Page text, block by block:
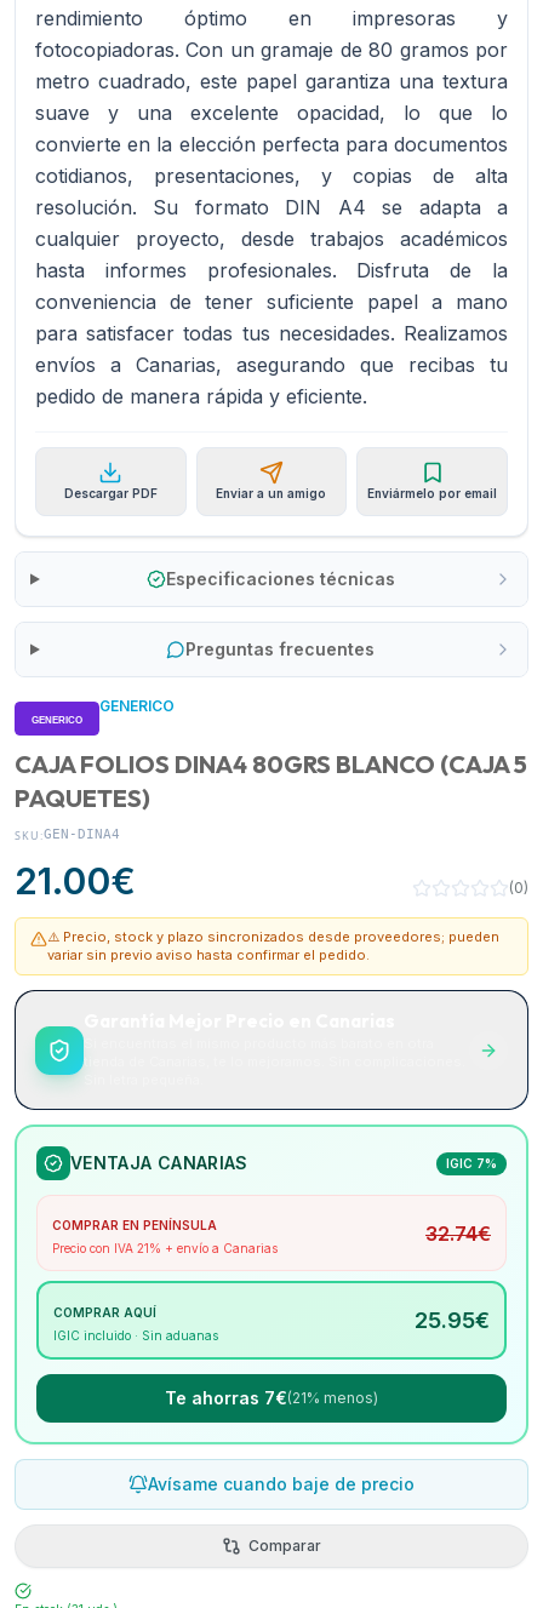
rendimiento óptimo en impresoras y
fotocopiadoras. Con un gramaje de 80 gramos por
metro cuadrado, este papel garantiza una textura
suave y una excelente opacidad, lo que lo
convierte en la elección perfecta para documentos
cotidianos, presentaciones, y copias de alta
resolución. Su formato DIN A4 se adapta a
cualquier proyecto, desde trabajos académicos
hasta informes profesionales. Disfruta de la
conveniencia de tener suficiente papel a mano
para satisfacer todas tus necesidades. Realizamos
envíos a Canarias, asegurando que recibas tu
pedido de manera rápida y eficiente.
Descargar PDF Enviar a un amigo Enviármelo por email
Especificaciones técnicas
Preguntas frecuentes
GENERICO
CAJA FOLIOS DINA4 80GRS BLANCO (CAJA 5
PAQUETES)
SKU:GEN-DINA4
21.00€ (0)
⚠️ Precio, stock y plazo sincronizados desde proveedores; pueden
variar sin previo aviso hasta confirmar el pedido.
VENTAJA CANARIAS IGIC 7%
COMPRAR EN PENÍNSULA
Precio con IVA 21% + envío a Canarias
32.74€
COMPRAR AQUÍ
IGIC incluido · Sin aduanas
25.95€
Te ahorras 7€(21% menos)
Avísame cuando baje de precio
Comparar